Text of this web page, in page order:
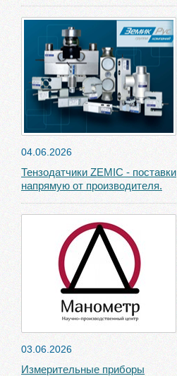
04.06.2026
Тензодатчики ZEMIC - поставки
напрямую от производителя.
03.06.2026
Измерительные приборы